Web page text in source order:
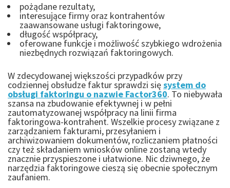
pożądane rezultaty,
interesujące firmy oraz kontrahentów
zaawansowane usługi faktoringowe,
długość współpracy,
oferowane funkcje i możliwość szybkiego wdrożenia
niezbędnych rozwiązań faktoringowych.
W zdecydowanej większości przypadków przy
codziennej obsłudze faktursprawdzi sięsystem do
obsługi faktoringu o nazwie Factor360. To niebywała
szansa na zbudowanie efektywnej i w pełni
zautomatyzowanej współpracy na linii firma
faktoringowa-kontrahent. Wszelkie procesy związane z
zarządzaniem fakturami, przesyłaniem i
archiwizowaniem dokumentów, rozliczaniem płatności
czy też składaniem wniosków online zostaną wtedy
znacznie przyspieszone i ułatwione. Nic dziwnego, że
narzędzia faktoringowe cieszą się obecnie społecznym
zaufaniem.